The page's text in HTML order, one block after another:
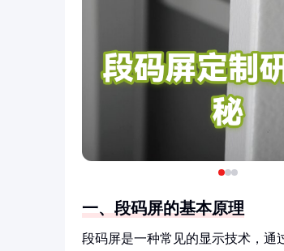
一、段码屏的基本原理
段码屏是一种常见的显示技术，通